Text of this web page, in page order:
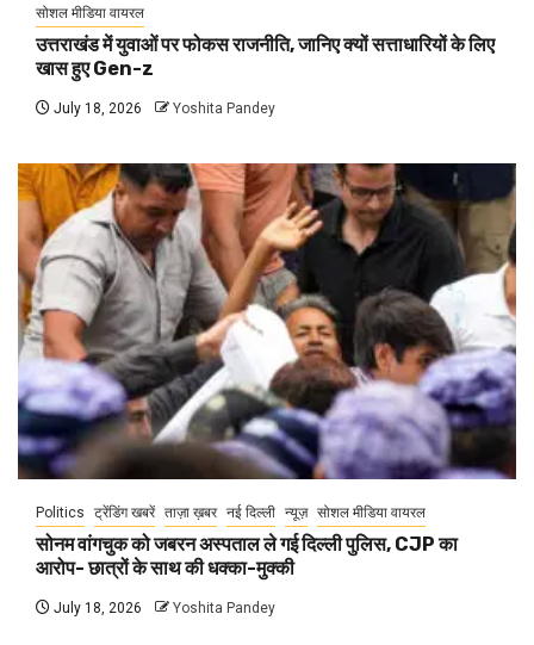
सोशल मीडिया वायरल
उत्तराखंड में युवाओं पर फोकस राजनीति, जानिए क्यों सत्ताधारियों के लिए
खास हुए Gen-z
July 18, 2026 Yoshita Pandey
Politics ट्रेंडिंग खबरें ताज़ा ख़बर नई दिल्ली न्यूज़ सोशल मीडिया वायरल
सोनम वांगचुक को जबरन अस्पताल ले गई दिल्ली पुलिस, CJP का
आरोप- छात्रों के साथ की धक्का-मुक्की
July 18, 2026 Yoshita Pandey